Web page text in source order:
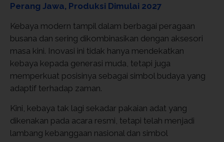
Perang Jawa, Produksi Dimulai 2027
Kebaya modern tampil dalam berbagai peragaan
busana dan sering dikombinasikan dengan aksesori
masa kini. Inovasi ini tidak hanya mendekatkan
kebaya kepada generasi muda, tetapi juga
memperkuat posisinya sebagai simbol budaya yang
adaptif terhadap zaman.
Kini, kebaya tak lagi sekadar pakaian adat yang
dikenakan pada acara resmi, tetapi telah menjadi
lambang kebanggaan nasional dan simbol